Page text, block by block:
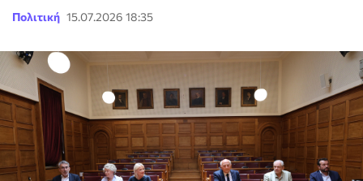
Πολιτική 15.07.2026 18:35